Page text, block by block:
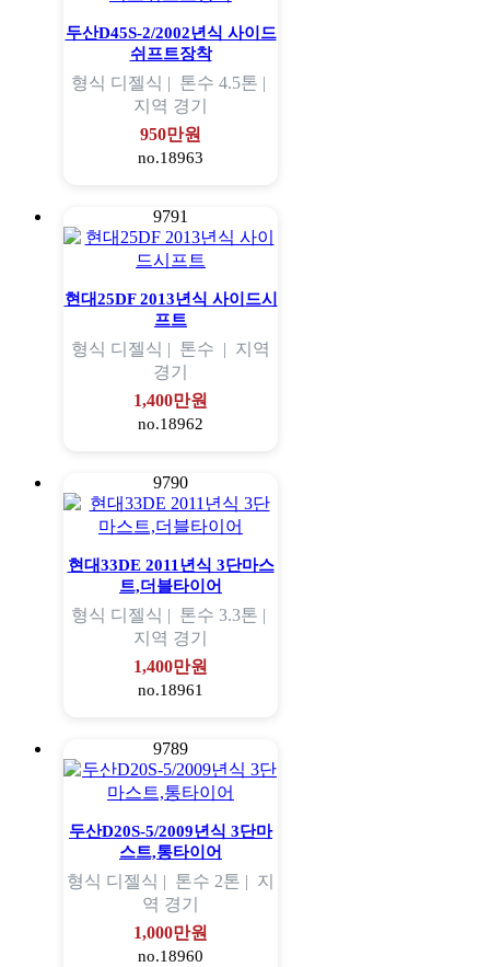
두산D45S-2/2002년식 사이드
쉬프트장착
형식 디젤식 | 톤수 4.5톤 |
지역 경기
950만원
no.18963
9791
현대25DF 2013년식 사이드시
프트
형식 디젤식 | 톤수 | 지역
경기
1,400만원
no.18962
9790
현대33DE 2011년식 3단마스
트,더블타이어
형식 디젤식 | 톤수 3.3톤 |
지역 경기
1,400만원
no.18961
9789
두산D20S-5/2009년식 3단마
스트,통타이어
형식 디젤식 | 톤수 2톤 | 지
역 경기
1,000만원
no.18960